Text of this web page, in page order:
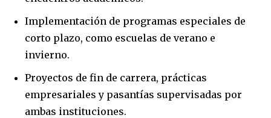
Implementación de programas especiales de
corto plazo, como escuelas de verano e
invierno.
Proyectos de fin de carrera, prácticas
empresariales y pasantías supervisadas por
ambas instituciones.